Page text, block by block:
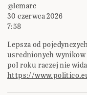
@lemarc
30 czerwca 2026
7:58
Lepsza od
usrednionych
pol roku raczej nie
https://